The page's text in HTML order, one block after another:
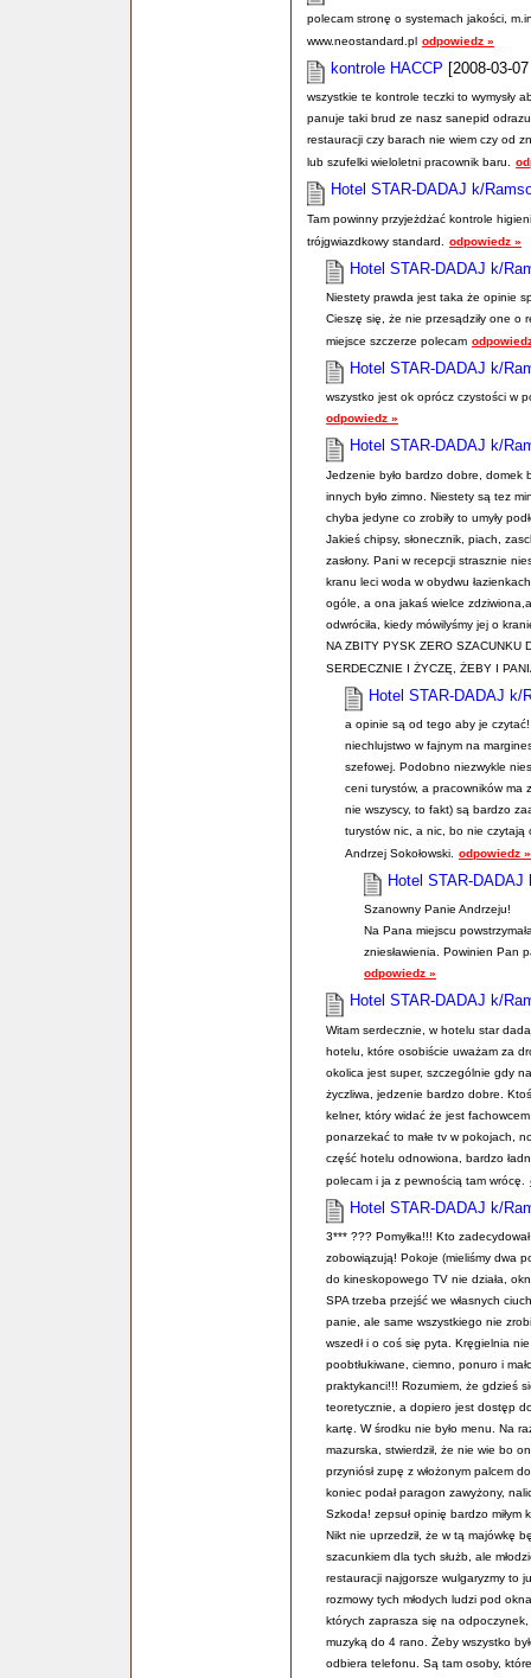
polecam stronę o systemach jakości,
www.neostandard.pl odpowiedz »
kontrole HACCP [2008-03-
wszystkie te kontrole teczki to wymysły
panuje taki brud ze nasz sanepid
restauracji czy barach nie wiem czy od
lub szufelki wieloletni pracownik baru.
Hotel STAR-DADAJ k/
Tam powinny przyjeżdżać kontrole
trójgwiazdkowy standard.
odpowiedz »
Hotel STAR-DADAJ k/
Niestety prawda jest taka że opinie
Cieszę się, że nie przesądziły one o
miejsce szczerze polecam
Hotel STAR-DADAJ k/
wszystko jest ok oprócz czystości w
odpowiedz »
Hotel STAR-DADAJ k/
Jedzenie było bardzo dobre, domek
innych było zimno. Niestety są tez
chyba jedyne co zrobiły to umyły
Jakieś chipsy, słonecznik, piach,
zasłony. Pani w recepcji strasznie
kranu leci woda w obydwu
ogóle, a ona jakaś wielce
odwróciła, kiedy mówilyśmy jej o
NA ZBITY PYSK ZERO SZACUNKU
SERDECZNIE I ŻYCZĘ, ŻEBY I
Hotel STAR-DADAJ k/
a opinie są od tego aby je czytać!
niechlujstwo w fajnym na
szefowej. Podobno niezwykle
ceni turystów, a pracowników ma
nie wszyscy, to fakt) są bardzo
turystów nic, a nic, bo nie czytają
Andrzej Sokołowski.
odpowiedz »
Hotel STAR-DADAJ
Szanowny Panie Andrzeju!
Na Pana miejscu
zniesławienia. Powinien Pan
odpowiedz »
Hotel STAR-DADAJ k/
Witam serdecznie, w hotelu star
hotelu, które osobiście uważam za
okolica jest super, szczególnie gdy
życzliwa, jedzenie bardzo dobre.
kelner, który widać że jest
ponarzekać to małe tv w pokojach,
część hotelu odnowiona, bardzo
polecam i ja z pewnością tam wrócę.
Hotel STAR-DADAJ k/
3*** ??? Pomyłka!!! Kto
zobowiązują! Pokoje (mieliśmy dwa
do kineskopowego TV nie działa,
SPA trzeba przejść we własnych
panie, ale same wszystkiego nie
wszedł i o coś się pyta. Kręgielnia
poobtłukiwane, ciemno, ponuro i
praktykanci!!! Rozumiem, że gdzieś
teoretycznie, a dopiero jest dostęp
kartę. W środku nie było menu. Na
mazurska, stwierdził, że nie wie bo
przyniósł zupę z włożonym palcem
koniec podał paragon zawyżony,
Szkoda! zepsuł opinię bardzo miłym
Nikt nie uprzedził, że w tą majówkę
szacunkiem dla tych służb, ale
restauracji najgorsze wulgaryzmy to
rozmowy tych młodych ludzi pod
których zaprasza się na
muzyką do 4 rano. Żeby wszystko
odbiera telefonu. Są tam osoby,